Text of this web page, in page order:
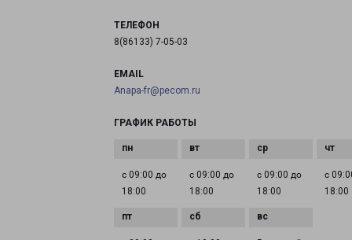
ТЕЛЕФОН
8(86133) 7-05-03
EMAIL
Anapa-fr@pecom.ru
ГРАФИК РАБОТЫ
с 09:00 до
18:00
с 09:00 до
18:00
с 09:00 до
18:00
с
18:00